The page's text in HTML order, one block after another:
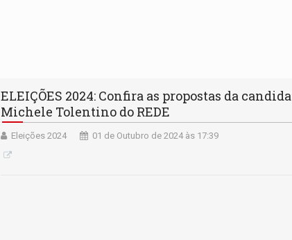
ELEIÇÕES 2024: Confira as propostas da
Michele Tolentino do REDE
Eleições 2024 01 de Outubro de 2024 às 17:39